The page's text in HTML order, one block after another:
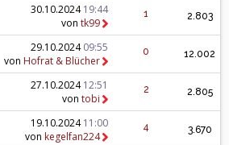
30.10.202419:44
von tk99
1 2.803
29.10.202409:55
von Hofrat & Blücher
0 12.002
27.10.202412:51
von tobi
2 2.805
19.10.202411:00
von kegelfan224
4 3.670